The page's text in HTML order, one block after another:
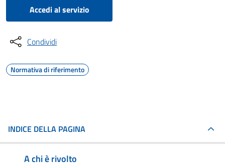
Accedi al servizio
Condividi
Normativa di riferimento
INDICE DELLA PAGINA
A chi è rivolto